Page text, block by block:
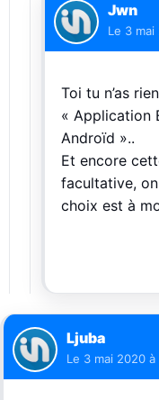
Jwn
Le 3 mai
Toi tu n’as
« Application
Androïd »..
Et encore
facultative,
choix est à
Ljuba
Le 3 mai 2020 à